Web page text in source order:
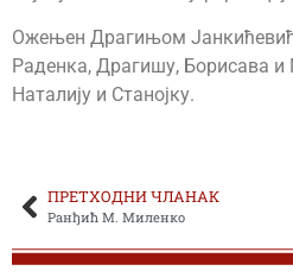
Ожењен Драгињом
Раденка, Драгишу, Борисава
Наталију и Станојку.
ПРЕТХОДНИ ЧЛАНАК
Ранђић М. Миленко